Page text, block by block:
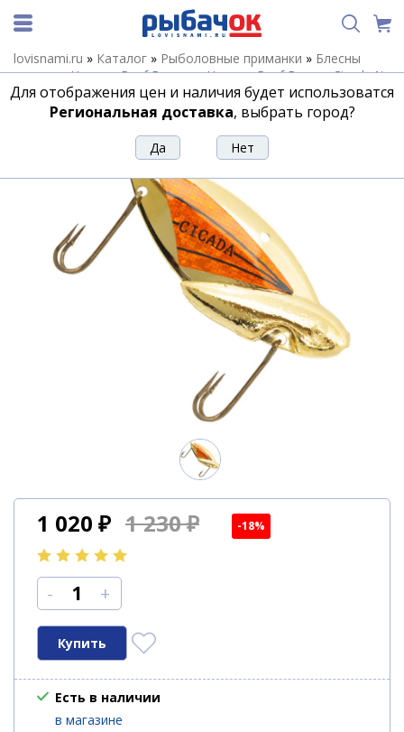
lovisnami.ru » Каталог » Рыболовные приманки » Блесны
летние»Цикады Reef Runner»Цикады Reef Runner Cicada ¼
»Цикада REEF RUNNER CICADA 1/4 C/O
Цикада REEF RUNNER CICADA 1/4 C/O
1 020 ₽ 1 230 ₽ -18%
- +
Есть в наличии
в магазине
Для отображения цен и наличия будет использоватся
Региональная доставка, выбрать город?